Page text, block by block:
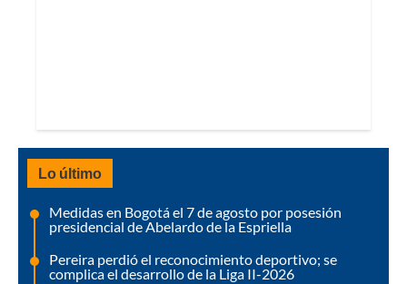
Lo último
Medidas en Bogotá el 7 de agosto por posesión
presidencial de Abelardo de la Espriella
Pereira perdió el reconocimiento deportivo; se
complica el desarrollo de la Liga II-2026